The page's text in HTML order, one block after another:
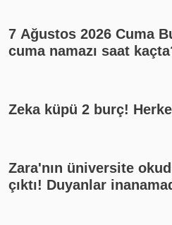
7 Ağustos 2026 Cuma
cuma namazı saat
Zeka küpü 2 burç!
Zara'nın üniversite
çıktı! Duyanlar